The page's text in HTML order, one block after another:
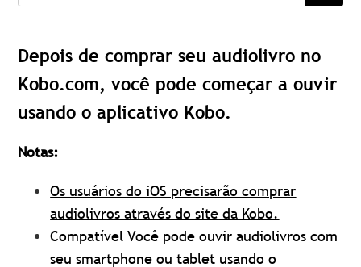
Depois de comprar seu audiolivro no
Kobo.com, você pode começar a ouvir
usando o aplicativo Kobo.
Notas:
Os usuários do iOS precisarão comprar
audiolivros através do site da Kobo.
CompatívelVocê pode ouvir audiolivros com
seu smartphone ou tablet usando o